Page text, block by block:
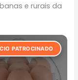
e rurais da
PATROCINADO
Alfabeto